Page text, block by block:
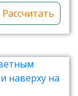
Рассчитать